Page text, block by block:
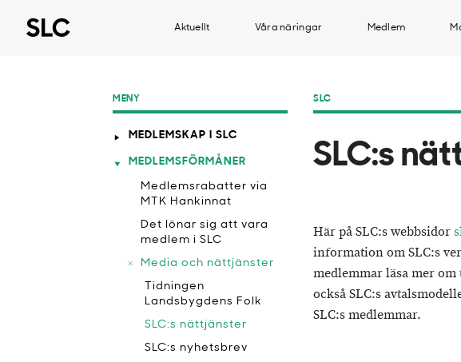
Aktuellt Våra näringar Medlem
SLC
SLC:s
Här på SLC:s webbsidor
information om SLC:s
medlemmar läsa mer
också SLC:s
SLC:s medlemmar.
MENY
MEDLEMSKAP I SLC
MEDLEMSFÖRMÅNER
Medlemsrabatter via
MTK Hankinnat
​Det lönar sig att vara
medlem i SLC
Media och nättjänster
​Tidningen
Landsbygdens Folk
SLC:s nättjänster
SLC:s nyhetsbrev